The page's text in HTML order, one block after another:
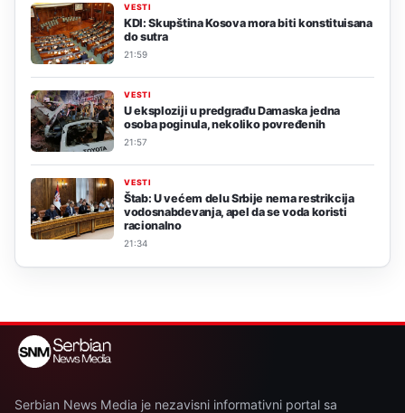
VESTI
KDI: Skupština Kosova mora biti konstituisana
do sutra
21:59
VESTI
U eksploziji u predgrađu Damaska jedna
osoba poginula, nekoliko povređenih
21:57
VESTI
Štab: U većem delu Srbije nema restrikcija
vodosnabdevanja, apel da se voda koristi
racionalno
21:34
Serbian News Media je nezavisni informativni portal sa